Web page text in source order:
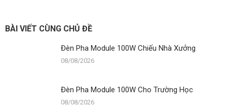
Xe
BÀI VIẾT CÙNG CHỦ ĐỀ
Đèn Pha Module 100W Chiếu Nhà Xưởng
08/08/2026
Đèn Pha Module 100W Cho Trường Học
08/08/2026